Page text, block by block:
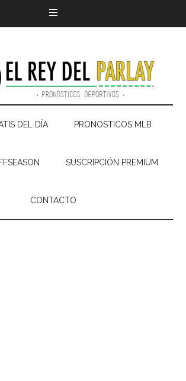
DEL DÍA PRONOSTICOS MLB
SUSCRIPCIÓN PREMIUM
CONTACTO